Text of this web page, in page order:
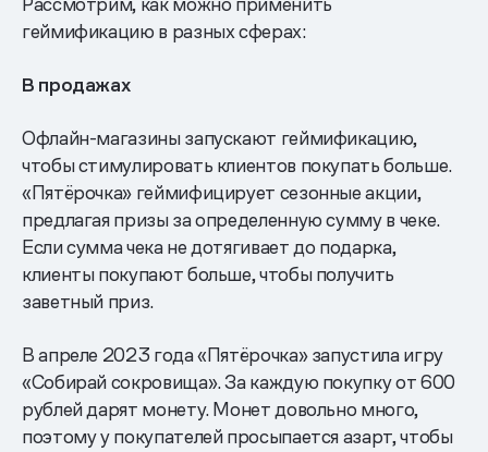
геймификацию в разных сферах:
В продажах
Офлайн-магазины запускают геймификацию,
чтобы стимулировать клиентов покупать больше.
«Пятёрочка» геймифицирует сезонные акции,
предлагая призы за определенную сумму в чеке.
Если сумма чека не дотягивает до подарка,
клиенты покупают больше, чтобы получить
заветный приз.
В апреле 2023 года «Пятёрочка» запустила игру
«Собирай сокровища». За каждую покупку от 600
рублей дарят монету. Монет довольно много,
поэтому у покупателей просыпается азарт, чтобы